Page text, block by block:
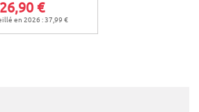
26,90 €
en 2026 : 37,99 €